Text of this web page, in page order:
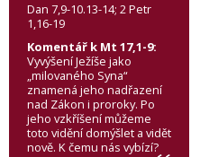
Dan 7,9-10.13-14; 2 Petr
1,16-19
Komentář k Mt 17,1-9:
Vyvýšení Ježíše jako
„milovaného Syna“
znamená jeho nadřazení
nad Zákon i proroky. Po
jeho vzkříšení můžeme
toto vidění domýšlet a vidět
nově. K čemu nás vybízí?